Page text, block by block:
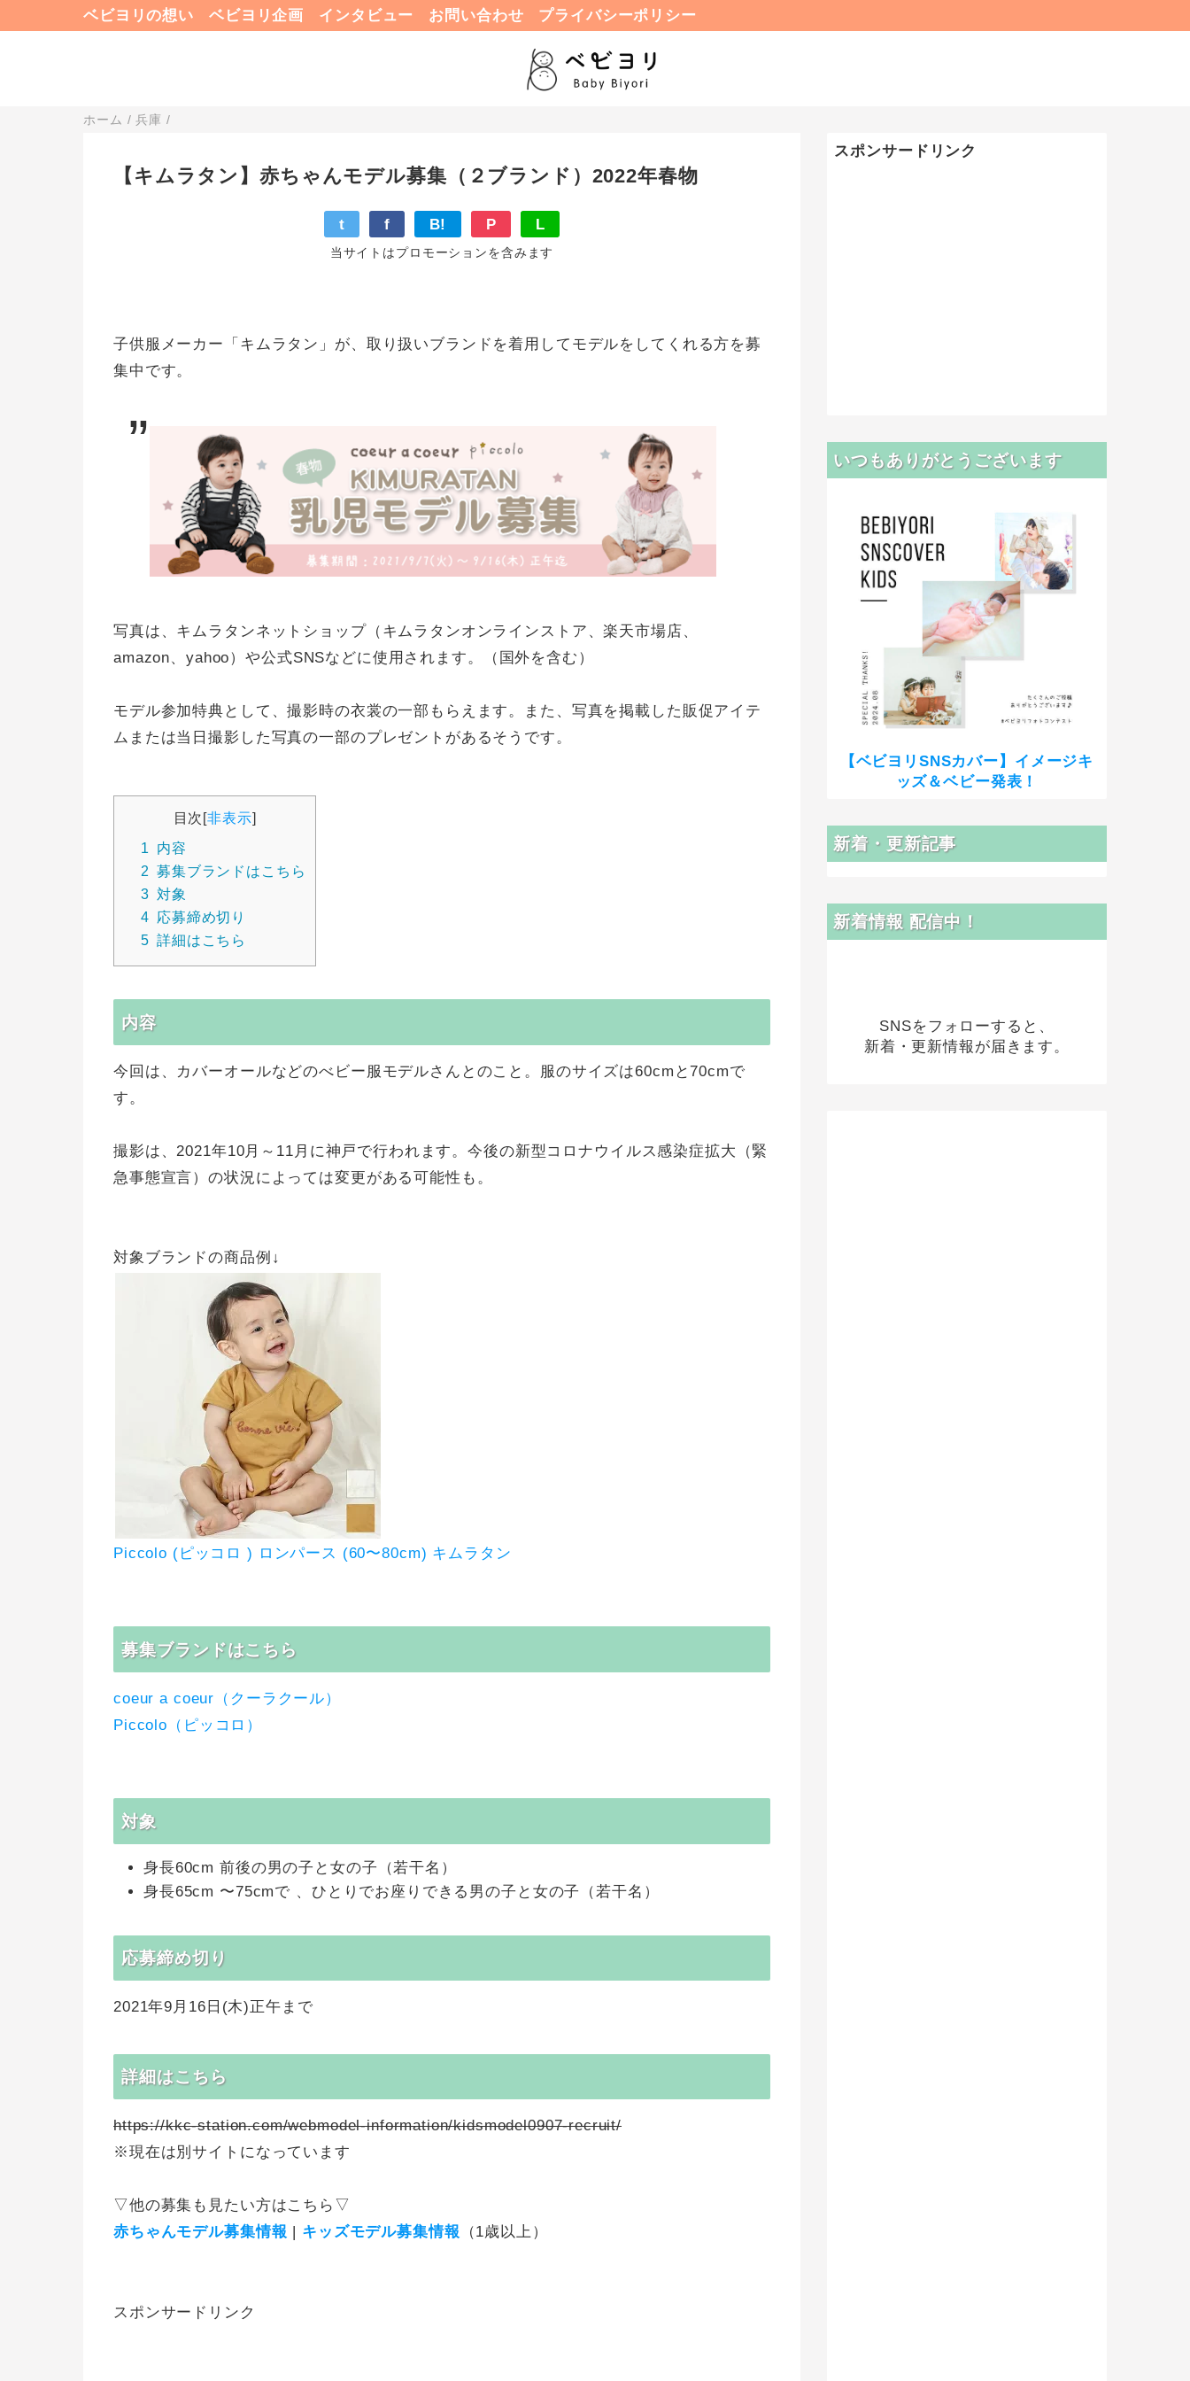
ベビヨリの想い ベビヨリ企画 インタビュー お問い合わせ プライバシーポリシー
ホーム /兵庫 /
【キムラタン】赤ちゃんモデル募集（２ブランド）2022年春物
t f B! P L
当サイトはプロモーションを含みます
子供服メーカー「キムラタン」が、取り扱いブランドを着用してモデルをしてくれる方を募
集中です。
写真は、キムラタンネットショップ（キムラタンオンラインストア、楽天市場店、
amazon、yahoo）や公式SNSなどに使用されます。（国外を含む）
モデル参加特典として、撮影時の衣裳の一部もらえます。また、写真を掲載した販促アイテ
ムまたは当日撮影した写真の一部のプレゼントがあるそうです。
目次[非表示]
1
内容
2 募集ブランドはこちら
3 対象
4 応募締め切り
5 詳細はこちら
内容
今回は、カバーオールなどのべビー服モデルさんとのこと。服のサイズは60cmと70cmで
す。
撮影は、2021年10月～11月に神戸で行われます。今後の新型コロナウイルス感染症拡大（緊
急事態宣言）の状況によっては変更がある可能性も。
対象ブランドの商品例↓
Piccolo (ピッコロ ) ロンパース (60〜80cm) キムラタン
募集ブランドはこちら
coeur a coeur（クーラクール）
Piccolo（ピッコロ）
対象
身長60cm 前後の男の子と女の子（若干名）
身長65cm 〜75cmで 、ひとりでお座りできる男の子と女の子（若干名）
応募締め切り
2021年9月16日(木)正午まで
詳細はこちら
https://kkc-station.com/webmodel-information/kidsmodel0907-recruit/
※現在は別サイトになっています
▽他の募集も見たい方はこちら▽
赤ちゃんモデル募集情報
キッズモデル募集情報 （1歳以上）
スポンサードリンク
スポンサードリンク
いつもありがとうございます
【ベビヨリSNSカバー】イメージキ
ッズ＆ベビー発表！
新着・更新記事
新着情報 配信中！
SNSをフォローすると、
新着・更新情報が届きます。